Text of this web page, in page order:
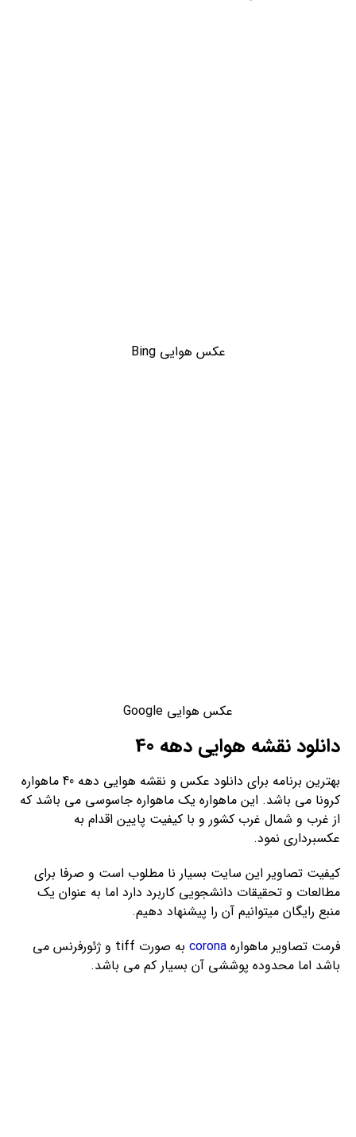
عکس هوایی Bing
عکس هوایی Google
دانلود نقشه هوایی دهه 40
بهترین برنامه برای دانلود عکس و نقشه هوایی دهه 40 ماهواره
کرونا می باشد. این ماهواره یک ماهواره جاسوسی می باشد که
از غرب و شمال غرب کشور و با کیفیت پایین اقدام به
عکسبرداری نمود.
کیفیت تصاویر این سایت بسیار نا مطلوب است و صرفا برای
مطالعات و تحقیقات دانشجویی کاربرد دارد اما به عنوان یک
منبع رایگان میتوانیم آن را پیشنهاد دهیم.
فرمت تصاویر ماهواره corona
به صورت tiff و ژئورفرنس می
باشد اما محدوده پوششی آن بسیار کم می باشد.